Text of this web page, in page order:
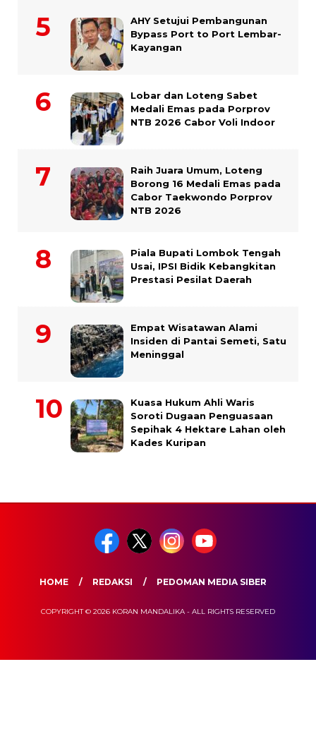
AHY Setujui Pembangunan
Bypass Port to Port Lembar-
Kayangan
Lobar dan Loteng Sabet
Medali Emas pada Porprov
NTB 2026 Cabor Voli Indoor
Raih Juara Umum, Loteng
Borong 16 Medali Emas pada
Cabor Taekwondo Porprov
NTB 2026
Piala Bupati Lombok Tengah
Usai, IPSI Bidik Kebangkitan
Prestasi Pesilat Daerah
Empat Wisatawan Alami
Insiden di Pantai Semeti, Satu
Meninggal
Kuasa Hukum Ahli Waris
Soroti Dugaan Penguasaan
Sepihak 4 Hektare Lahan oleh
Kades Kuripan
HOME REDAKSI PEDOMAN MEDIA SIBER
COPYRIGHT © 2026 KORAN MANDALIKA - ALL RIGHTS RESERVED